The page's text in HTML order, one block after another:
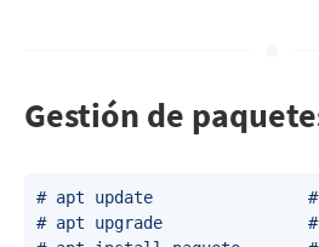
Gestión de
# apt update                #
# apt upgrade               #